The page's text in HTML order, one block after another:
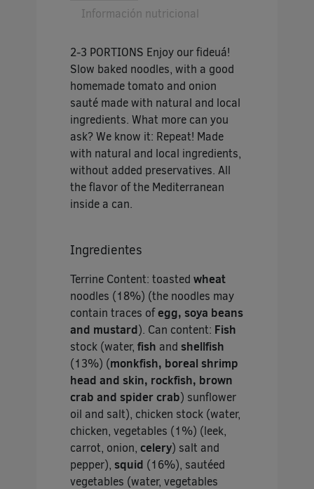
Información nutricional
2-3 PORTIONS Enjoy our fideuá!
Slow baked noodles, with a good
homemade tomato and onion
sauté made with natural and local
ingredients. What more can you
ask? We know it: Repeat! Made
with natural and local ingredients,
without added preservatives. All
the flavor of the Mediterranean
inside a can.
Ingredientes
Terrine Content: toastedwheat
noodles (18%) (the noodles may
contain traces ofegg, soya beans
and mustard). Can content: Fish
stock (water,fish and shellfish
(13%) (monkfish, boreal shrimp
head and skin, rockfish, brown
crab and spider crab) sunflower
oil and salt), chicken stock (water,
chicken, vegetables (1%) (leek,
carrot, onion,celery) salt and
pepper), squid (16%), sautéed
vegetables (water, vegetables